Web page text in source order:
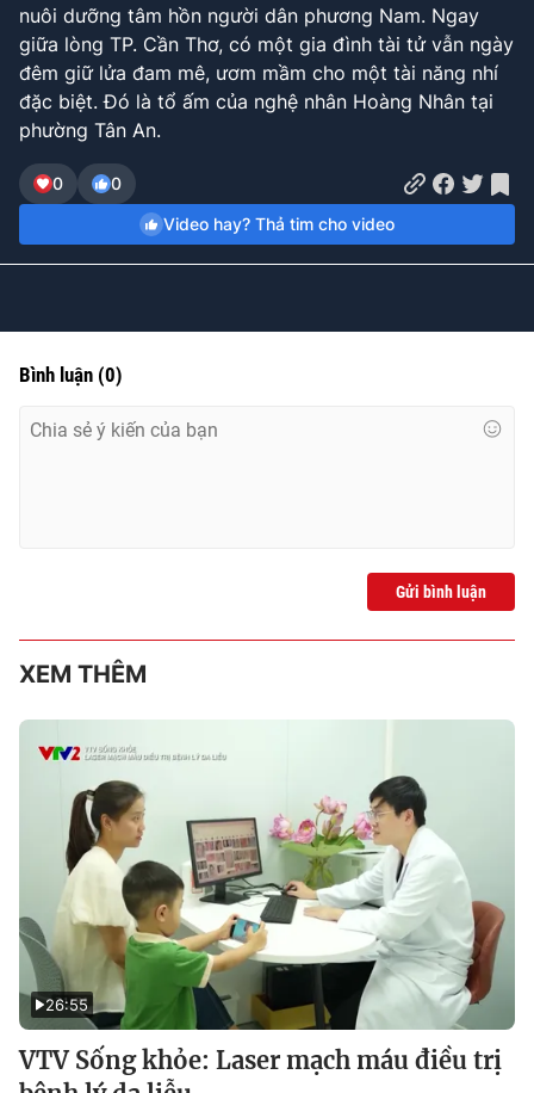
Current
Time
0:15 / Duration
2:56
nuôi dưỡng tâm hồn người dân phương Nam. Ngay
giữa lòng TP. Cần Thơ, có một gia đình tài tử vẫn ngày
đêm giữ lửa đam mê, ươm mầm cho một tài năng nhí
đặc biệt. Đó là tổ ấm của nghệ nhân Hoàng Nhân tại
phường Tân An.
0
0
Video hay? Thả tim cho video
Bình luận (0)
Gửi bình luận
XEM THÊM
26:55
VTV Sống khỏe: Laser mạch máu điều trị